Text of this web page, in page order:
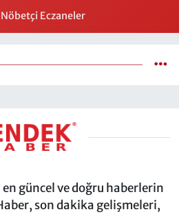
Eczaneler
güncel ve doğru haberlerin
son dakika gelişmeleri,